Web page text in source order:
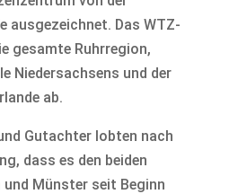
ausgezeichnet. Das WTZ-
gesamte Ruhrregion,
Niedersachsens und der
ab.
Gutachter lobten nach
dass es den beiden
Münster seit Beginn